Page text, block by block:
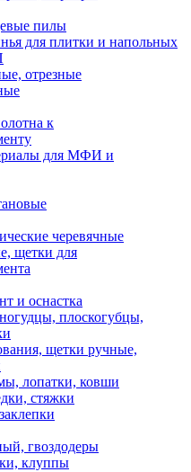
пилы
для плитки и напольных
отрезные
к
для МФИ и
черевячные
щетки для
и оснастка
плоскогубцы,
щетки ручные,
лопатки, ковши
стяжки
гвоздодеры
клуппы